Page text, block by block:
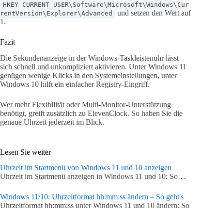
HKEY_CURRENT_USER\Software\Microsoft\Windows\Cur
rentVersion\Explorer\Advanced
und setzen den Wert auf
1.
Fazit
Die Sekundenanzeige in der Windows-Taskleistenuhr lässt
sich schnell und unkompliziert aktivieren. Unter Windows 11
genügen wenige Klicks in den Systemeinstellungen, unter
Windows 10 hilft ein einfacher Registry-Eingriff.
Wer mehr Flexibilität oder Multi-Monitor-Unterstützung
benötigt, greift zusätzlich zu ElevenClock. So haben Sie die
genaue Uhrzeit jederzeit im Blick.
Lesen Sie weiter
Uhrzeit im Startmenü von Windows 11 und 10 anzeigen
Uhrzeit im Startmenü anzeigen in Windows 11 und 10: So…
Windows 11/10: Uhrzeitformat hh:mm:ss ändern – So geht's
Uhrzeitformat hh:mm:ss unter Windows 11 und 10 ändern: So